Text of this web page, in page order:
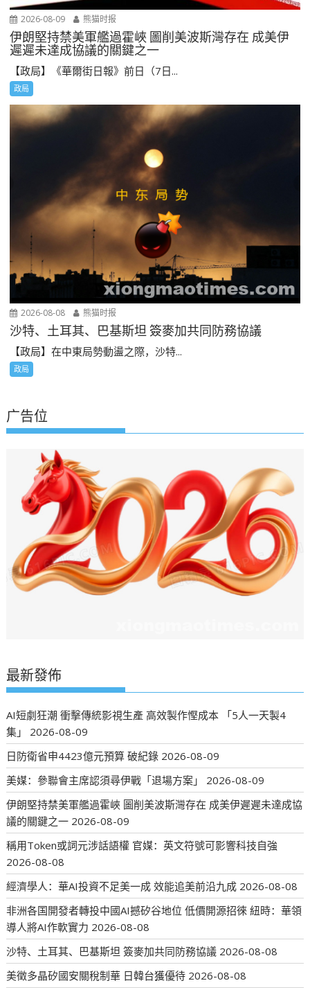
2026-08-09 熊猫时报
伊朗堅持禁美軍艦過霍峽 圖削美波斯灣存在 成美伊
遲遲未達成協議的關鍵之一
【政局】《華爾街日報》前日（7日...
政局
2026-08-08 熊猫时报
沙特、土耳其、巴基斯坦 簽麥加共同防務協議
【政局】在中東局勢動盪之際，沙特...
政局
广告位
最新發佈
AI短劇狂潮 衝擊傳統影視生產 高效製作慳成本 「5人一天製4
集」
2026-08-09
日防衛省申4423億元預算 破紀錄 2026-08-09
美媒：參聯會主席認須尋伊戰「退場方案」
2026-08-09
伊朗堅持禁美軍艦過霍峽 圖削美波斯灣存在 成美伊遲遲未達成協
議的關鍵之一 2026-08-09
稱用Token或詞元涉話語權 官媒：英文符號可影響科技自強
2026-08-08
經濟學人：華AI投資不足美一成 效能追美前沿九成 2026-08-08
非洲各国開發者轉投中國AI撼矽谷地位 低價開源招徠 紐時：華領
導人將AI作軟實力 2026-08-08
沙特、土耳其、巴基斯坦 簽麥加共同防務協議 2026-08-08
美徵多晶矽國安關稅制華 日韓台獲優待 2026-08-08